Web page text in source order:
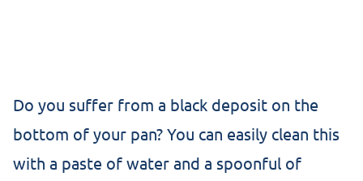
Do you suffer from a black deposit on the
bottom of your pan? You can easily clean this
with a paste of water and a spoonful of